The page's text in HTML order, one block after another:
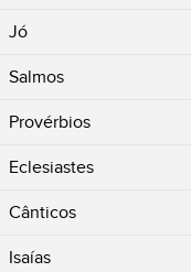
Jó
Salmos
Provérbios
Eclesiastes
Cânticos
Isaías